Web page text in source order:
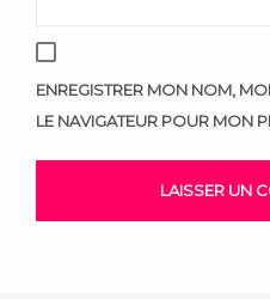
ENREGISTRER MON NOM,
LE NAVIGATEUR POUR MON